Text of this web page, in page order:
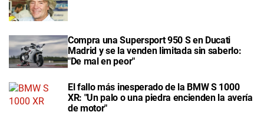
Compra una Supersport 950 S en Ducati
Madrid y se la venden limitada sin saberlo:
"De mal en peor"
El fallo más inesperado de la BMW S 1000
XR: "Un palo o una piedra encienden la avería
de motor"